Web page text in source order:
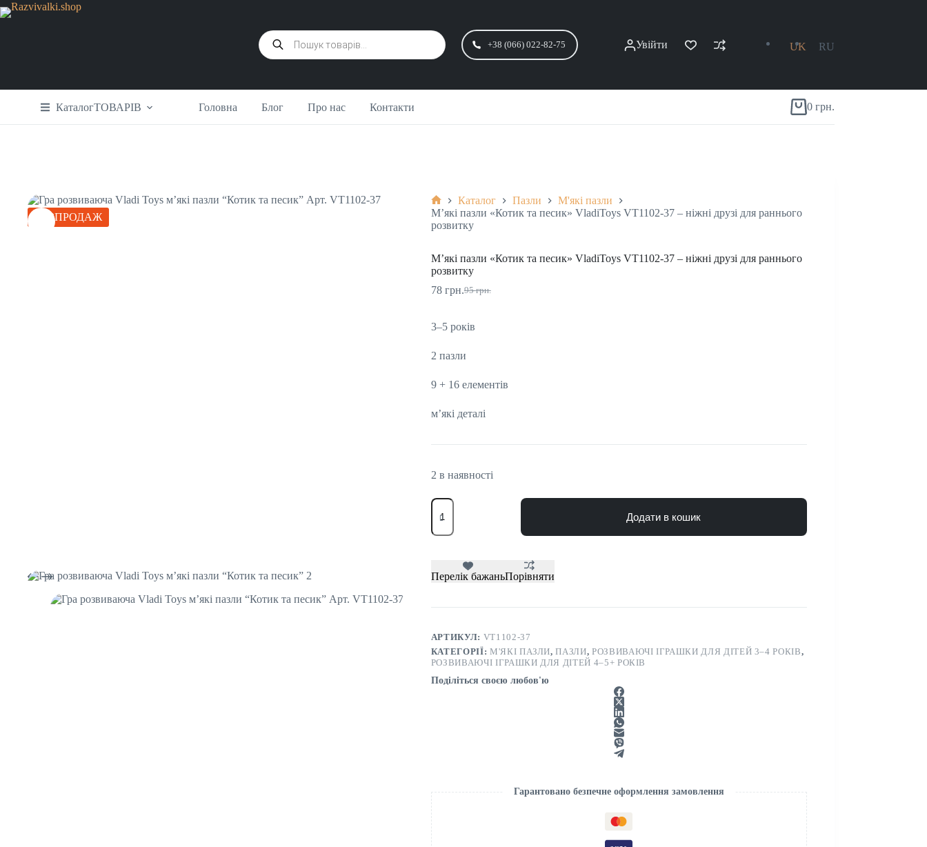
+38 (066) 022-82-75 Увійти UK RU
КаталогТОВАРІВ Головна Блог Про нас Контакти 0 грн.
РОЗПРОДАЖ
Каталог Пазли
М'які пазли
М’які пазли «Котик та песик» VladiToys VT1102-37 – ніжні друзі для раннього
розвитку
М’які пазли «Котик та песик» VladiToys VT1102-37 – ніжні друзі для раннього
розвитку
95грн.
78 грн.
3–5 років
2 пазли
9 + 16 елементів
м’які деталі
2 в наявності
Додати в кошик
Перелік бажаньПорівняти
АРТИКУЛ: VT1102-37
КАТЕГОРІЇ: М'ЯКІ ПАЗЛИ,ПАЗЛИ, РОЗВИВАЮЧІ ІГРАШКИ ДЛЯ ДІТЕЙ 3–4 РОКІВ,
РОЗВИВАЮЧІ ІГРАШКИ ДЛЯ ДІТЕЙ 4–5+ РОКІВ
Поділіться своєю любов'ю
Гарантовано безпечне оформлення замовлення